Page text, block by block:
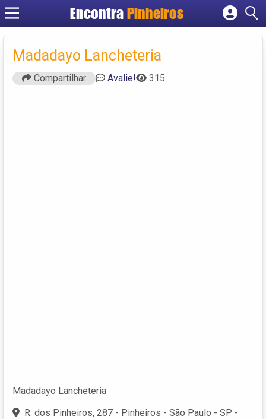
EncontraPinheiros
Cadastrar empresa
Criar conta
Madadayo Lancheteria
Compartilhar Avalie! 315
Madadayo Lancheteria
R. dos Pinheiros, 287 - Pinheiros - São Paulo - SP -